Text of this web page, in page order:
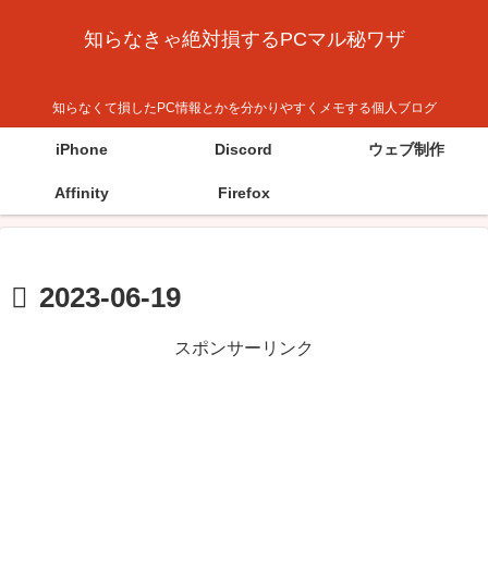
知らなきゃ絶対損するPCマル秘ワザ
知らなくて損したPC情報とかを分かりやすくメモする個人ブログ
iPhone Discord ウェブ制作
Affinity Firefox
2023-06-19
スポンサーリンク